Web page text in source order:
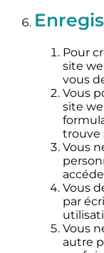
Pour
site
vous
Vous
site
trouve
Vous
Vous
par
Vous
autre